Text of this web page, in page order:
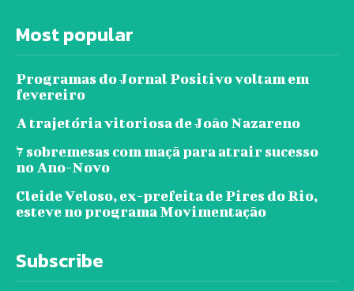
Most popular
Programas do Jornal Positivo voltam em
fevereiro
A trajetória vitoriosa de João Nazareno
7 sobremesas com maçã para atrair sucesso
no Ano-Novo
Cleide Veloso, ex-prefeita de Pires do Rio,
esteve no programa Movimentação
Subscribe